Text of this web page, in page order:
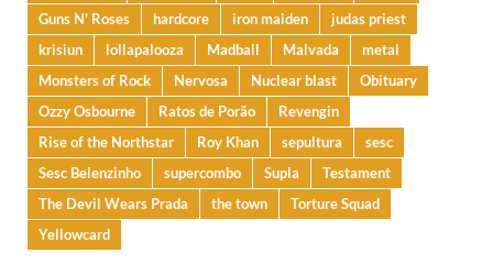
Guns N' Roses
hardcore iron maiden
judas priest
krisiun
lollapalooza Madball Malvada
metal
Monsters of Rock
Nervosa Nuclear blast
Obituary
Ozzy Osbourne
Ratos de Porão
Revengin
Rise of the Northstar
Roy Khan sepultura
sesc
Sesc Belenzinho
supercombo Supla
Testament
The Devil Wears Prada
the town
Torture Squad
Yellowcard